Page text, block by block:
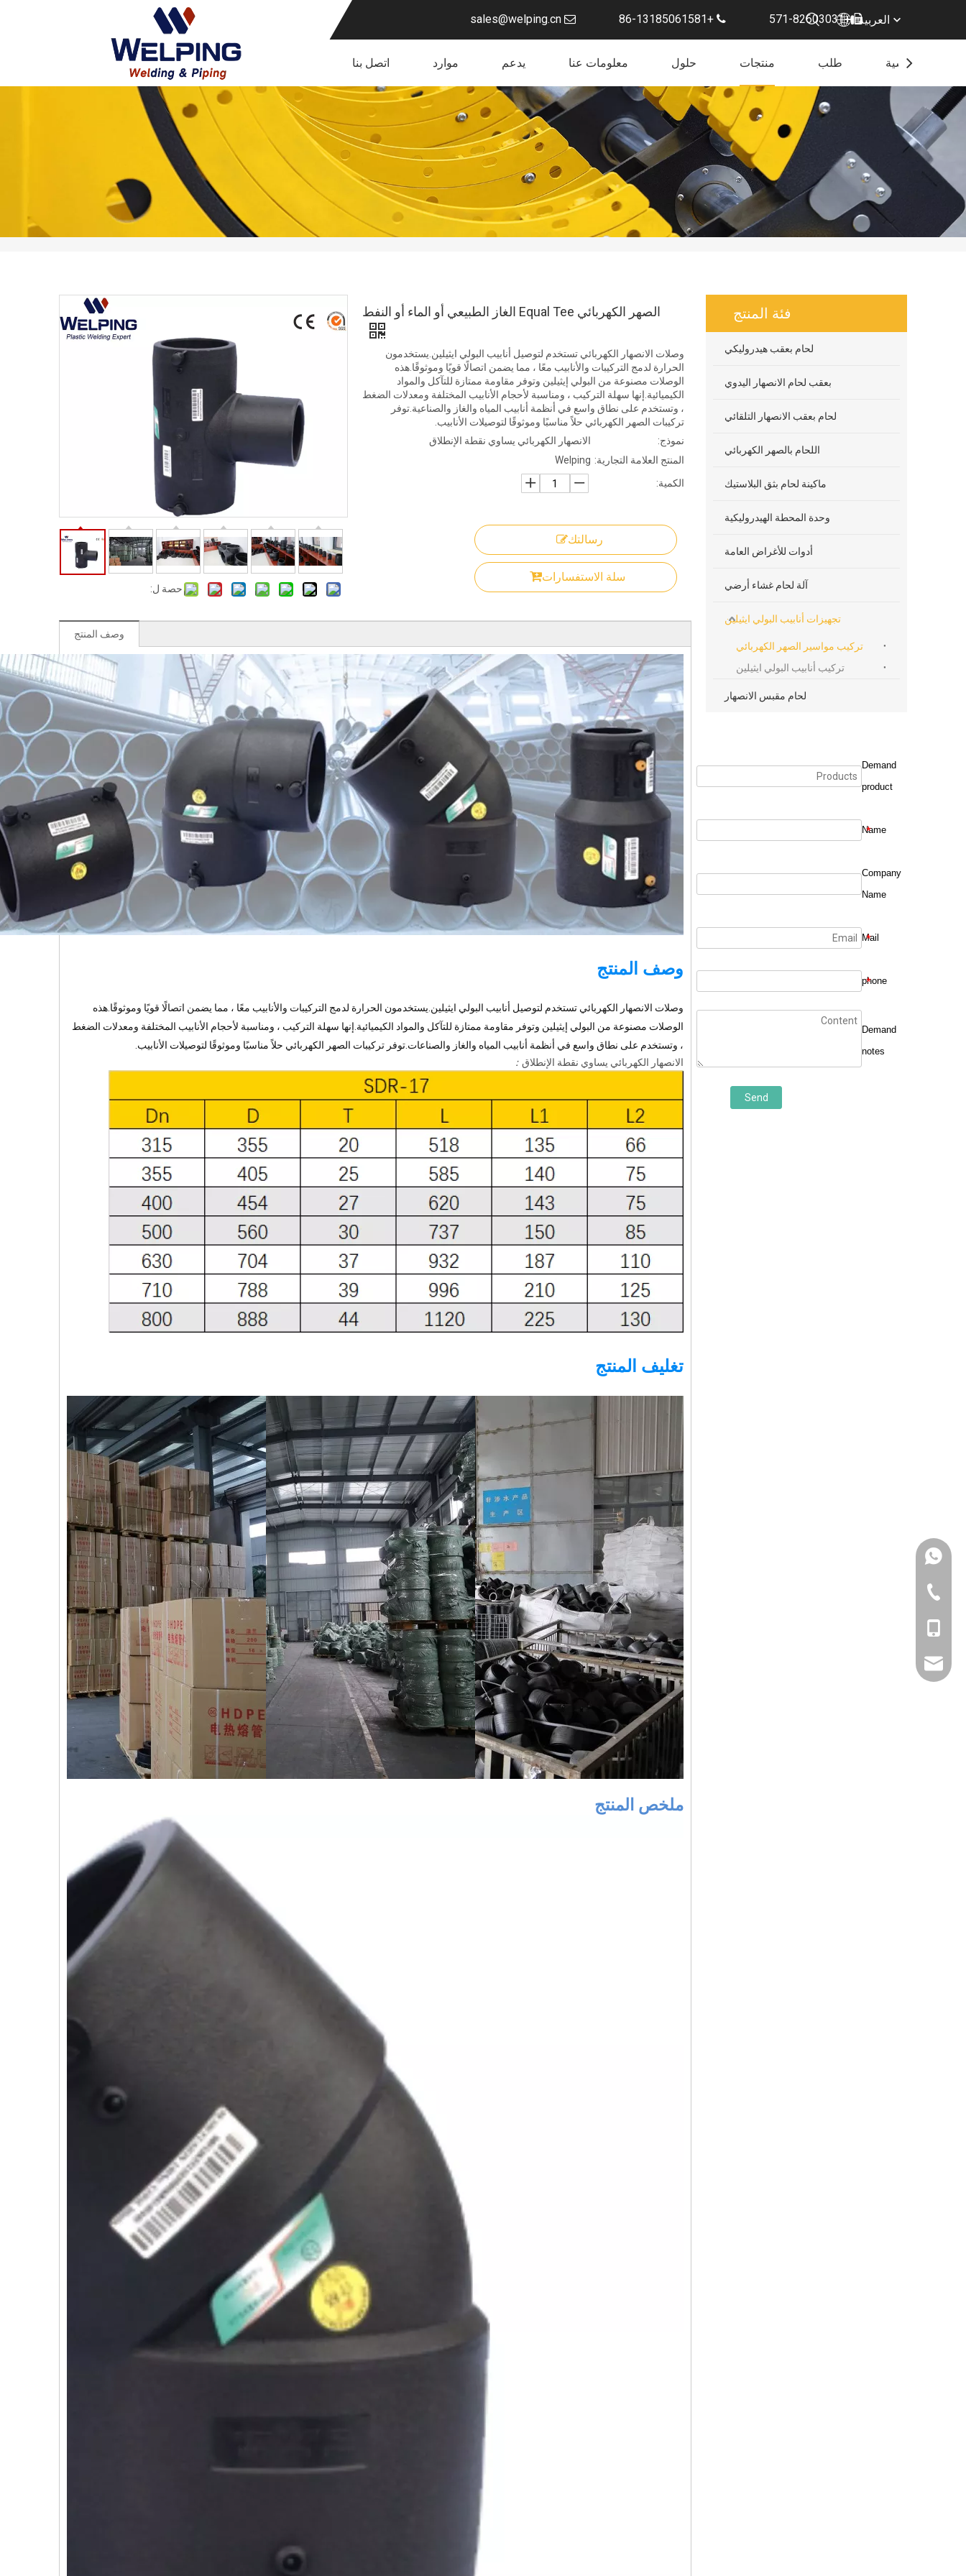
+571-82603031
+86-13185061581
sales@welping.cn العربية
اتصل بنا موارد يدعم معلومات عنا حلول منتجات طلب الصفحة الرئيسية
حصة ل:
الصهر الكهربائي Equal Tee الغاز الطبيعي أو الماء أو النفط
وصلات الانصهار الكهربائي تستخدم لتوصيل أنابيب البولي ايثيلين.يستخدمون
الحرارة لدمج التركيبات والأنابيب معًا ، مما يضمن اتصالًا قويًا وموثوقًا.هذه
الوصلات مصنوعة من البولي إيثيلين وتوفر مقاومة ممتازة للتآكل والمواد
الكيميائية.إنها سهلة التركيب ، ومناسبة لأحجام الأنابيب المختلفة ومعدلات الضغط
، وتستخدم على نطاق واسع في أنظمة أنابيب المياه والغاز والصناعية.توفر
تركيبات الصهر الكهربائي حلاً مناسبًا وموثوقًا لتوصيلات الأنابيب.
نموذج:
الانصهار الكهربائي يساوي نقطة الإنطلاق
المنتج العلامة التجارية: Welping
الكمية:
رسالتك
سلة الاستفسارات
وصف المنتج
وصف المنتج
وصلات الانصهار الكهربائي تستخدم لتوصيل أنابيب البولي ايثيلين.يستخدمون الحرارة لدمج التركيبات والأنابيب معًا ، مما يضمن اتصالًا قويًا وموثوقًا.هذه
الوصلات مصنوعة من البولي إيثيلين وتوفر مقاومة ممتازة للتآكل والمواد الكيميائية.إنها سهلة التركيب ، ومناسبة لأحجام الأنابيب المختلفة ومعدلات الضغط
، وتستخدم على نطاق واسع في أنظمة أنابيب المياه والغاز والصناعات.توفر تركيبات الصهر الكهربائي حلاً مناسبًا وموثوقًا لتوصيلات الأنابيب.
الانصهار الكهربائي يساوي نقطة الإنطلاق ：
تغليف المنتج
ملخص المنتج
فئة المنتج
لحام بعقب هيدروليكي
بعقب لحام الانصهار اليدوي
لحام بعقب الانصهار التلقائي
اللحام بالصهر الكهربائي
ماكينة لحام بثق البلاستيك
وحدة المحطة الهيدروليكية
أدوات للأغراض العامة
آلة لحام غشاء أرضي
تجهيزات أنابيب البولي ايثيلين
تركيب مواسير الصهر الكهربائي
تركيب أنابيب البولي ايثيلين
لحام مقبس الانصهار
Demand
product
Name
*
Company
Name
Mail
*
phone
*
Demand
notes
Send
+8613185061581.
571-82603031.
sales@welping.cn